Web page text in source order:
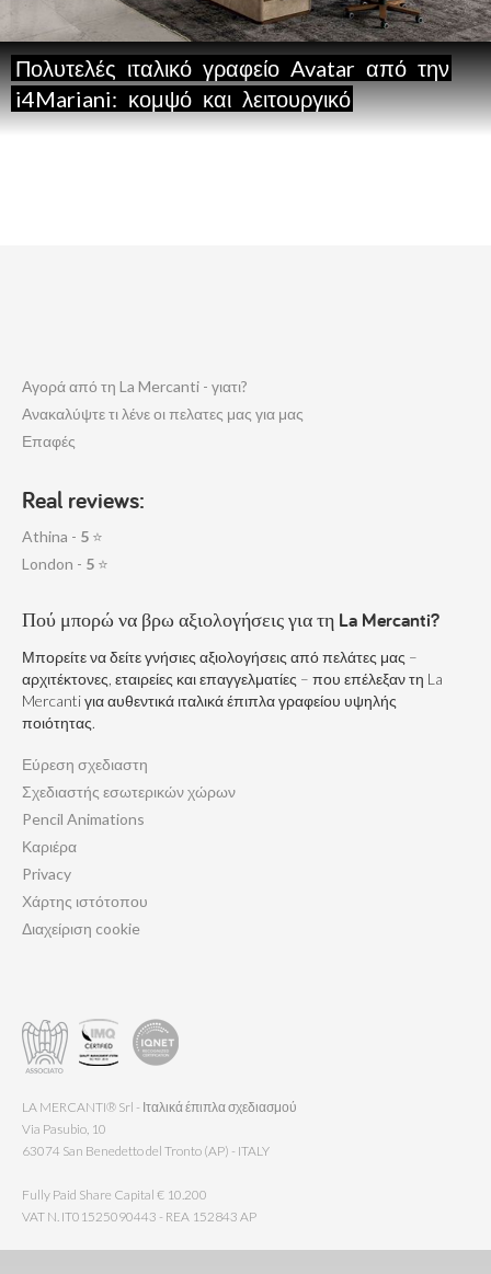
Πολυτελές ιταλικό γραφείο Avatar από την
i4Mariani: κομψό και λειτουργικό
Αγορά από τη La Mercanti - γιατι?
Ανακαλύψτε τι λένε οι πελατες μας για μας
Επαφές
Real reviews:
Athina - 5 ⭐
London - 5 ⭐
Πού μπορώ να βρω αξιολογήσεις για τη La Mercanti?
Μπορείτε να δείτε γνήσιες αξιολογήσεις από πελάτες μας –
αρχιτέκτονες, εταιρείες και επαγγελματίες – που επέλεξαν τη La
Mercanti για αυθεντικά ιταλικά έπιπλα γραφείου υψηλής
ποιότητας.
Εύρεση σχεδιαστη
Σχεδιαστής εσωτερικών χώρων
Pencil Animations
Καριέρα
Privacy
Χάρτης ιστότοπου
Διαχείριση cookie
LA MERCANTI® Srl - Ιταλικά έπιπλα σχεδιασμού
Via Pasubio, 10
63074 San Benedetto del Tronto (AP) - ITALY
Fully Paid Share Capital € 10.200
VAT N. IT01525090443 - REA 152843 AP